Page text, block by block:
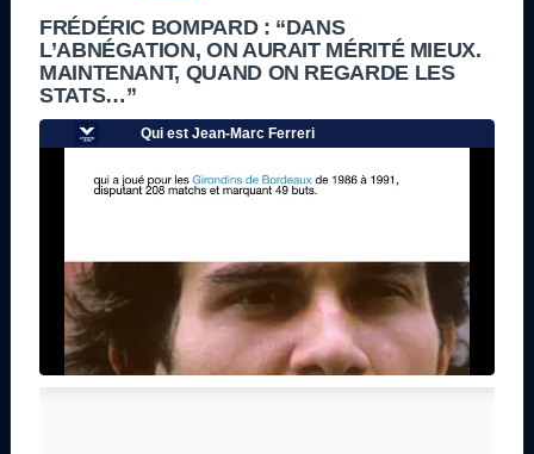
FRÉDÉRIC BOMPARD : “DANS
L’ABNÉGATION, ON AURAIT MÉRITÉ MIEUX.
MAINTENANT, QUAND ON REGARDE LES
STATS…”